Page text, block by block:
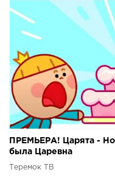
ПРЕМЬЕРА! Царята -
была Царевна
Теремок ТВ